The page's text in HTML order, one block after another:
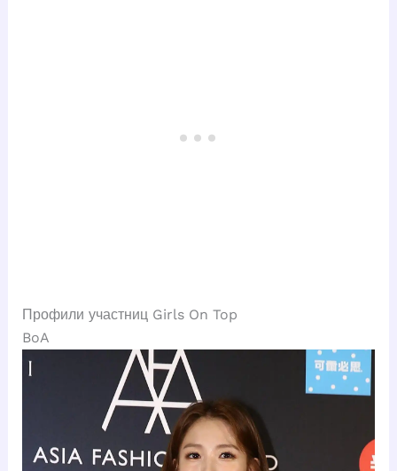
Профили участниц Girls On Top
BoA